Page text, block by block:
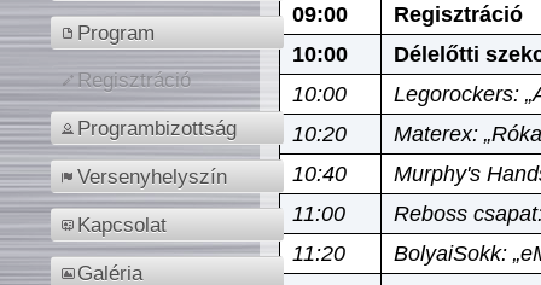
Program
Regisztráció
Programbizottság
Versenyhelyszín
Kapcsolat
Galéria
09:00
Regisztráció
10:00
Délelőtti
10:00
Legorockers:
10:20
Materex:
10:40
Murphy's
11:00
Reboss
11:20
BolyaiSokk: